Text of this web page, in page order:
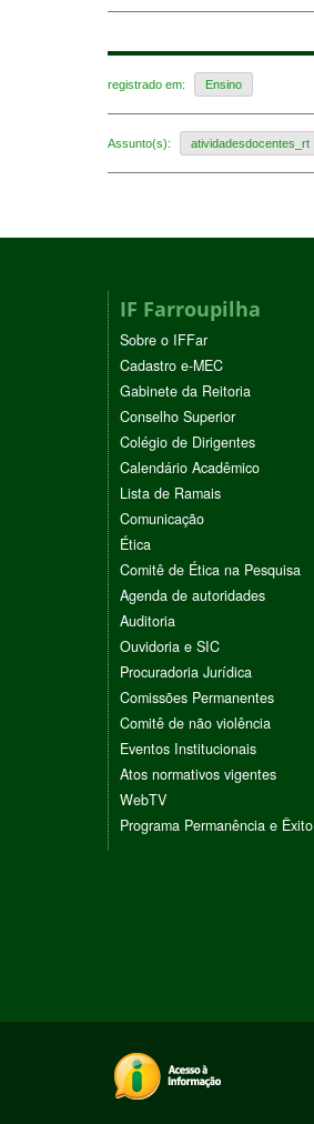
registrado em: Ensino
Assunto(s): atividadesdocentes_rt
IF Farroupilha
Sobre o IFFar
Cadastro e-MEC
Gabinete da Reitoria
Conselho Superior
Colégio de Dirigentes
Calendário Acadêmico
Lista de Ramais
Comunicação
Ética
Comitê de Ética na Pesquisa
Agenda de autoridades
Auditoria
Ouvidoria e SIC
Procuradoria Jurídica
Comissões Permanentes
Comitê de não violência
Eventos Institucionais
Atos normativos vigentes
WebTV
Programa Permanência e Êxito